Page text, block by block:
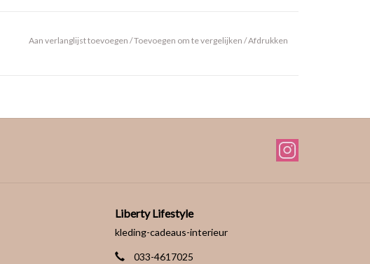
Aan verlanglijst toevoegen /Toevoegen om te vergelijken /Afdrukken
Liberty Lifestyle
kleding-cadeaus-interieur
033-4617025